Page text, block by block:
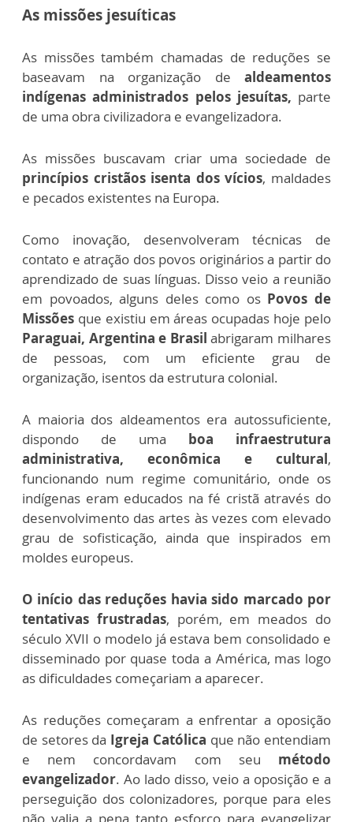
As missões jesuíticas
As missões também chamadas de reduções se
baseavam na organização de aldeamentos
indígenas administrados pelos jesuítas, parte
de uma obra civilizadora e evangelizadora.
As missões buscavam criar uma sociedade de
princípios cristãos isenta dos vícios, maldades
e pecados existentes na Europa.
Como inovação, desenvolveram técnicas de
contato e atração dos povos originários a partir do
aprendizado de suas línguas. Disso veio a reunião
em povoados, alguns deles como os Povos de
Missões que existiu em áreas ocupadas hoje pelo
Paraguai, Argentina e Brasil abrigaram milhares
de pessoas, com um eficiente grau de
organização, isentos da estrutura colonial.
A maioria dos aldeamentos era autossuficiente,
dispondo de uma boa infraestrutura
administrativa, econômica e cultural,
funcionando num regime comunitário, onde os
indígenas eram educados na fé cristã através do
desenvolvimento das artes às vezes com elevado
grau de sofisticação, ainda que inspirados em
moldes europeus.
O início das reduções havia sido marcado por
tentativas frustradas, porém, em meados do
século XVII o modelo já estava bem consolidado e
disseminado por quase toda a América, mas logo
as dificuldades começariam a aparecer.
As reduções começaram a enfrentar a oposição
de setores da Igreja Católica que não entendiam
e nem concordavam com seu método
evangelizador. Ao lado disso, veio a oposição e a
perseguição dos colonizadores, porque para eles